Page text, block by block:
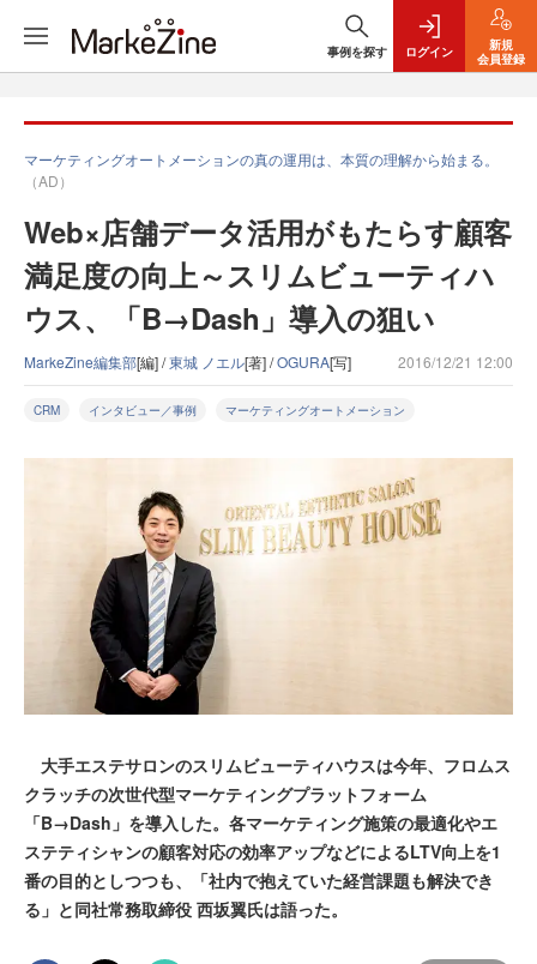
事例を探す ログイン
新規
会員登録
マーケティングオートメーションの真の運用は、本質の理解から始まる。
（AD）
Web×店舗データ活用がもたらす顧客
満足度の向上～スリムビューティハ
ウス、「B→Dash」導入の狙い
MarkeZine編集部[編] /東城 ノエル[著] /OGURA[写] 2016/12/21 12:00
CRM インタビュー／事例 マーケティングオートメーション
大手エステサロンのスリムビューティハウスは今年、フロムス
クラッチの次世代型マーケティングプラットフォーム
「B→Dash」を導入した。各マーケティング施策の最適化やエ
ステティシャンの顧客対応の効率アップなどによるLTV向上を1
番の目的としつつも、「社内で抱えていた経営課題も解決でき
る」と同社常務取締役 西坂翼氏は語った。